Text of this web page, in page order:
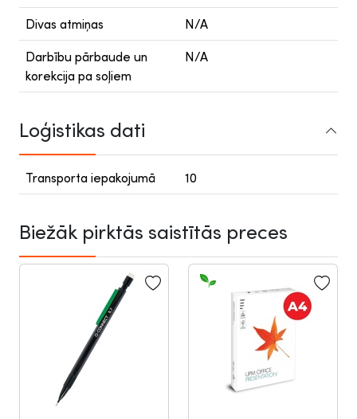
Divas atmiņas N/A
Darbību pārbaude un
korekcija pa soļiem
N/A
Loģistikas dati
Transporta iepakojumā 10
Biežāk pirktās saistītās preces